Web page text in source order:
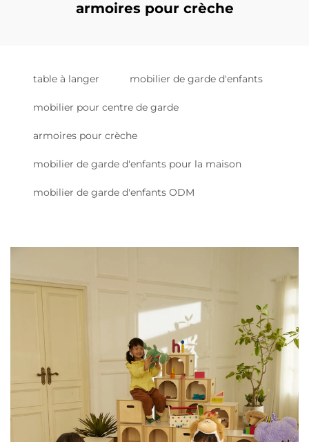
armoires pour crèche
table à langer mobilier de garde d'enfants
mobilier pour centre de garde
armoires pour crèche
mobilier de garde d'enfants pour la maison
mobilier de garde d'enfants ODM